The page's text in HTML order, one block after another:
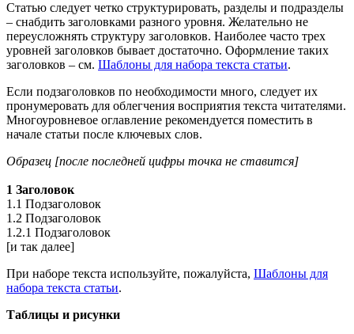
Статью следует четко структурировать, разделы и подразделы
– снабдить заголовками разного уровня. Желательно не
переусложнять структуру заголовков. Наиболее часто трех
уровней заголовков бывает достаточно. Оформление таких
заголовков – см. Шаблоны для набора текста статьи.
Если подзаголовков по необходимости много, следует их
пронумеровать для облегчения восприятия текста читателями.
Многоуровневое оглавление рекомендуется поместить в
начале статьи после ключевых слов.
Образец [после последней цифры точка не ставится]
1 Заголовок
1.1 Подзаголовок
1.2 Подзаголовок
1.2.1 Подзаголовок
[и так далее]
При наборе текста используйте, пожалуйста, Шаблоны для
набора текста статьи.
Таблицы и рисунки